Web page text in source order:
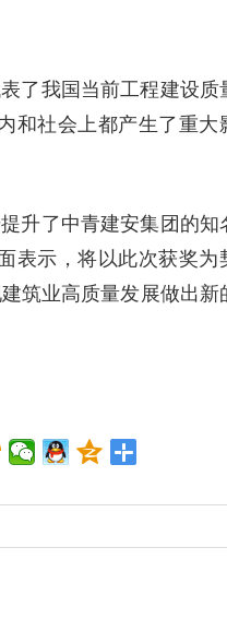
了我国当前工程建设质
和社会上都产生了重大
升了中青建安集团的知
表示，将以此次获奖为
筑业高质量发展做出新